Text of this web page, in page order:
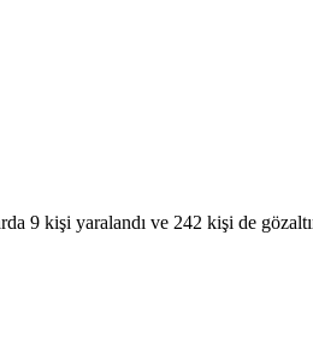
9 kişi yaralandı ve 242 kişi de